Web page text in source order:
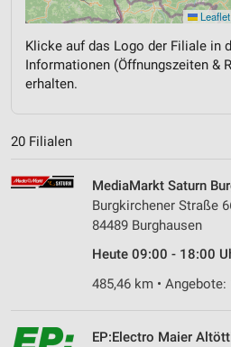
Leaflet
Klicke auf das Logo der Filiale in
Informationen (Öffnungszeiten &
erhalten.
20 Filialen
MediaMarkt Saturn
Burgkirchener Straße
84489 Burghausen
Heute 09:00 - 18:00
485,46 km •
EP:Electro Maier